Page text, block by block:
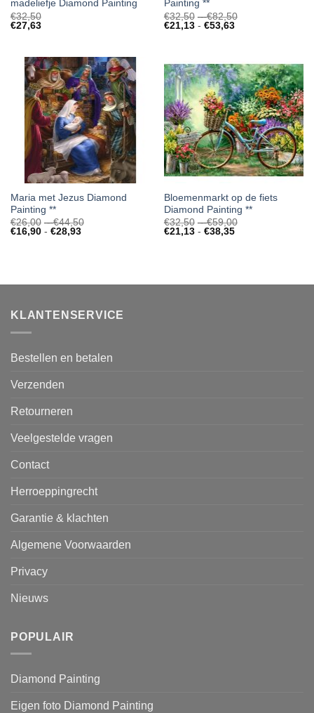
madeliefje Diamond Painting
€32,50
€27,63
Painting **
€32,50 - €82,50
€21,13 - €53,63Prijsklasse:
Maria met Jezus Diamond
Painting **
€26,00 - €44,50
€16,90 - €28,93Prijsklasse:
Bloemenmarkt op de fiets
Diamond Painting **
€32,50 - €59,00
€21,13 - €38,35Prijsklasse:
KLANTENSERVICE
Bestellen en betalen
Verzenden
Retourneren
Veelgestelde vragen
Contact
Herroeppingrecht
Garantie & klachten
Algemene Voorwaarden
Privacy
Nieuws
POPULAIR
Diamond Painting
Eigen foto Diamond Painting